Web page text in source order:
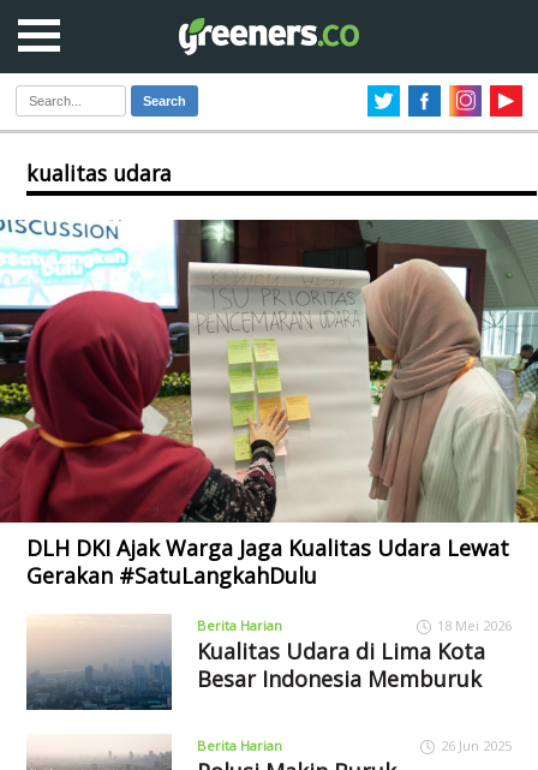
Search
kualitas udara
DLH DKI Ajak Warga Jaga Kualitas Udara Lewat
Gerakan #SatuLangkahDulu
Berita Harian 18 Mei 2026
Kualitas Udara di Lima Kota
Besar Indonesia Memburuk
Berita Harian 26 Jun 2025